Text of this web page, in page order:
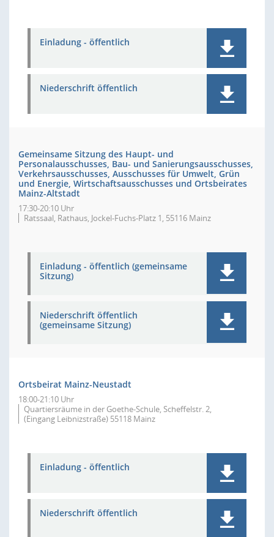
Einladung - öffentlich
Niederschrift öffentlich
Gemeinsame Sitzung des Haupt- und
Personalausschusses, Bau- und Sanierungsausschusses,
Verkehrsausschusses, Ausschusses für Umwelt, Grün
und Energie, Wirtschaftsausschusses und Ortsbeirates
Mainz-Altstadt
17:30-20:10 Uhr
Ratssaal, Rathaus, Jockel-Fuchs-Platz 1, 55116 Mainz
Einladung - öffentlich (gemeinsame
Sitzung)
Niederschrift öffentlich
(gemeinsame Sitzung)
Ortsbeirat Mainz-Neustadt
18:00-21:10 Uhr
Quartiersräume in der Goethe-Schule, Scheffelstr. 2,
(Eingang Leibnizstraße) 55118 Mainz
Einladung - öffentlich
Niederschrift öffentlich